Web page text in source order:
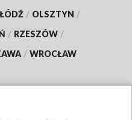
ŁÓDŹ / OLSZTYN /
/ RZESZÓW /
/ WROCŁAW